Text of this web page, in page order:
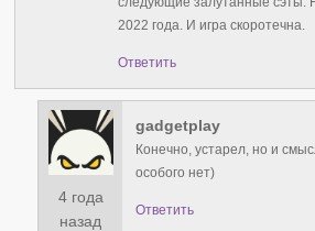
2022 года. И игра скоротечна.
Ответить
4 года
назад
gadgetplay
Конечно, устарел, но и
особого нет)
Ответить